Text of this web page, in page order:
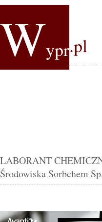
Wypr.pl
LABORANT
Środowiska Sorbchem